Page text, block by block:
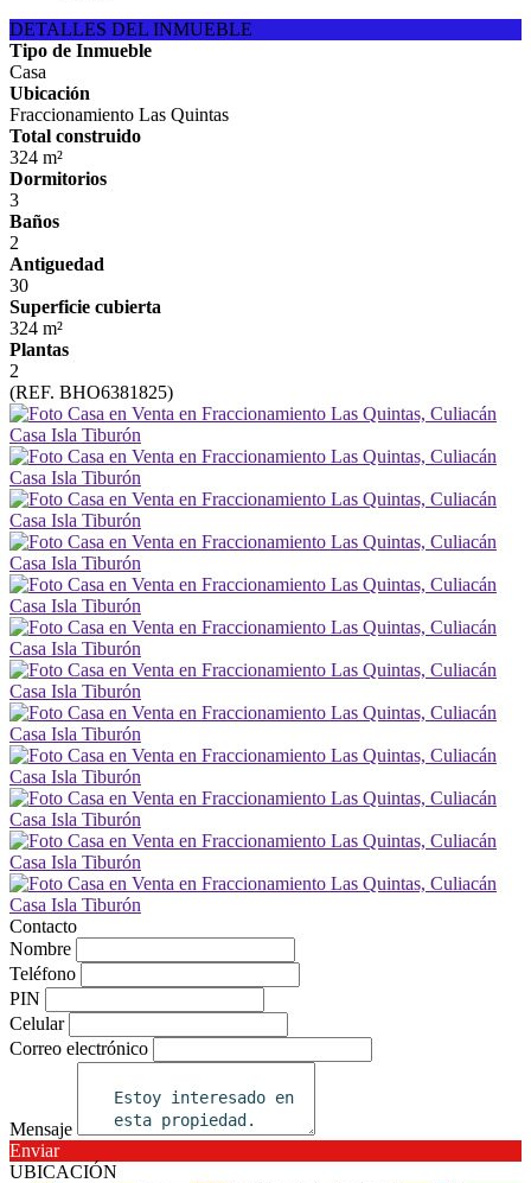
DETALLES DEL INMUEBLE
Tipo de Inmueble
Casa
Ubicación
Fraccionamiento Las Quintas
Total construido
324 m²
Dormitorios
3
Baños
2
Antiguedad
30
Superficie cubierta
324 m²
Plantas
2
(REF. BHO6381825)
Contacto
Nombre
Teléfono
PIN
Celular
Correo electrónico
Mensaje
Enviar
UBICACIÓN